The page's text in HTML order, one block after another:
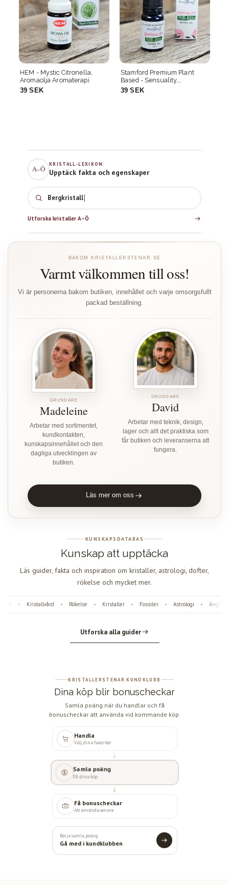
A–Ö
KRISTALL-LEXIKON
Upptäck fakta och egenskaper
Bergkristall
Utforska kristaller A–Ö
BAKOM KRISTALLERSTENAR.SE
Varmt välkommen till oss!
Vi är personerna bakom butiken, innehållet och varje omsorgsfullt
packad beställning.
GRUNDARE
Madeleine
Arbetar med sortimentet,
kundkontakten,
kunskapsinnehållet och den
dagliga utvecklingen av
butiken.
GRUNDARE
David
Arbetar med teknik, design,
lager och allt det praktiska som
får butiken och leveranserna att
fungera.
Läs mer om oss
KUNSKAPSDATABAS
Kunskap att upptäcka
Läs guider, fakta och inspiration om kristaller, astrologi, dofter,
rökelse och mycket mer.
• Kristallvård Rökelse Kristaller • Fossiler • Astrologi
Utforska alla guider
KRISTALLERSTENAR KUNDKLUBB
Dina köp blir bonuscheckar
Samla poäng när du handlar och få
bonuscheckar att använda vid kommande köp.
Handla
Välj dina favoriter
Samla poäng
På dina köp
Få bonuscheckar
Att använda senare
Börja samla poäng
Gå med i kundklubben
Stamford Premium Plant
Based - Sensuality,
Aromaolja Aromaterapi
39 SEK
Stjärnteckenolja Tvillingarna
(Gemini) – Zodiak aromaolja
med glitter, 10 ml
59 SEK